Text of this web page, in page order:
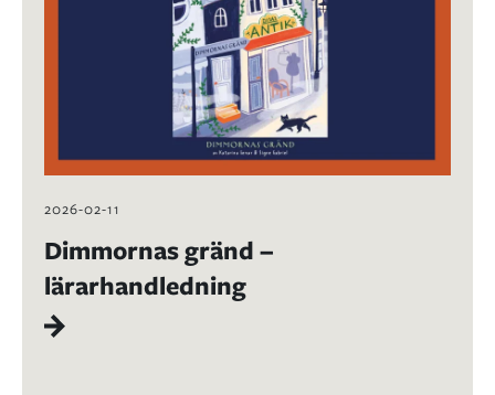
2026-02-11
Dimmornas gränd –
lärarhandledning